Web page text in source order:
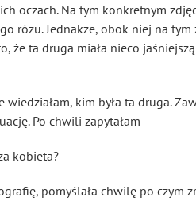
oczach. Na tym konkretnym
różu. Jednakże, obok niej na
że ta druga miała nieco
wiedziałam, kim była ta druga.
Po chwili zapytałam
kobieta?
pomyślała chwilę po czym